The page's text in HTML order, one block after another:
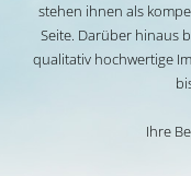
stehen ihnen als
Seite. Darüber hinaus
qualitativ hochwertige
Ihre